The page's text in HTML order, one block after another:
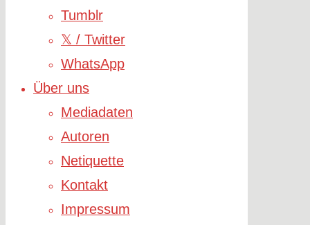
Tumblr
𝕏 / Twitter
WhatsApp
Über uns
Mediadaten
Autoren
Netiquette
Kontakt
Impressum